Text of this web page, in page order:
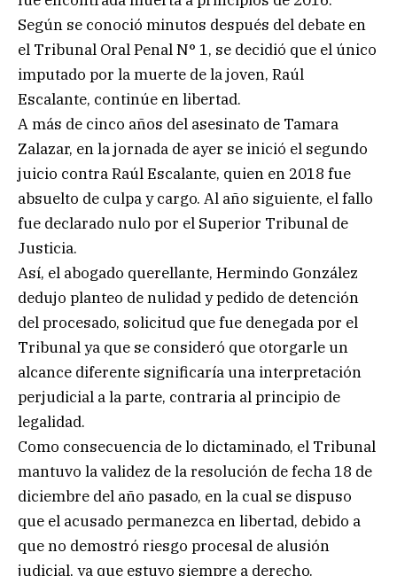
Según se conoció minutos después del debate en
el Tribunal Oral Penal N° 1, se decidió que el único
imputado por la muerte de la joven, Raúl
Escalante, continúe en libertad.
A más de cinco años del asesinato de Tamara
Zalazar, en la jornada de ayer se inició el segundo
juicio contra Raúl Escalante, quien en 2018 fue
absuelto de culpa y cargo. Al año siguiente, el fallo
fue declarado nulo por el Superior Tribunal de
Justicia.
Así, el abogado querellante, Hermindo González
dedujo planteo de nulidad y pedido de detención
del procesado, solicitud que fue denegada por el
Tribunal ya que se consideró que otorgarle un
alcance diferente significaría una interpretación
perjudicial a la parte, contraria al principio de
legalidad.
Como consecuencia de lo dictaminado, el Tribunal
mantuvo la validez de la resolución de fecha 18 de
diciembre del año pasado, en la cual se dispuso
que el acusado permanezca en libertad, debido a
que no demostró riesgo procesal de alusión
judicial, ya que estuvo siempre a derecho.